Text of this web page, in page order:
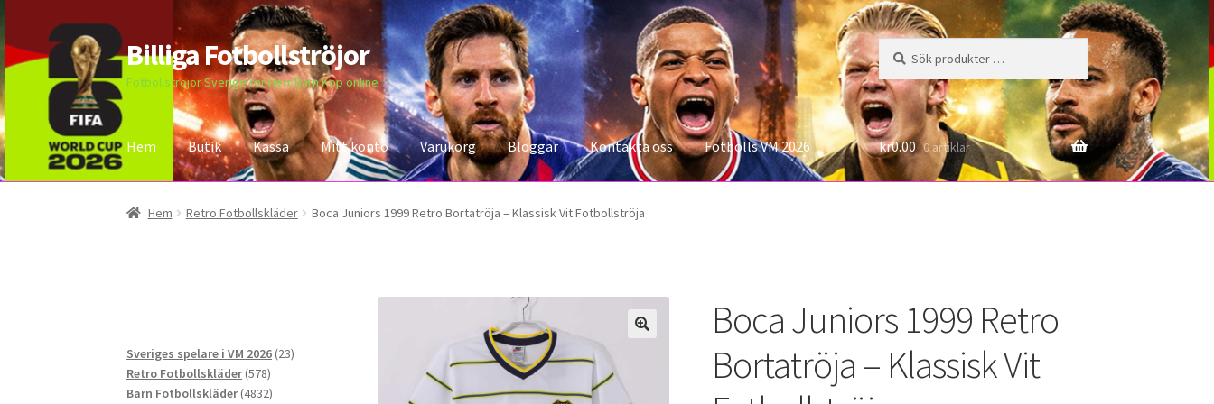
Hoppa
till
navigering
Hoppa
till
innehåll
Billiga Fotbollströjor
Fotbollströjor Sverige för Herr Barn Köp online
Sök
efter:
Sök
Hem Butik Kassa Mitt konto Varukorg Bloggar Kontakta oss Fotbolls VM 2026
Hem Bloggar Butik Kassa Kontakta oss Mitt konto Storleksguiden Varukorg
kr0.00 0 artiklar
Hem Retro Fotbollskläder Boca Juniors 1999 Retro Bortatröja – Klassisk Vit Fotbollströja
Boca Juniors 1999 Retro
Bortatröja – Klassisk Vit
Sveriges spelare i VM 2026 2323
Retro Fotbollskläder 578578
produkter
Barn Fotbollskläder 48324832